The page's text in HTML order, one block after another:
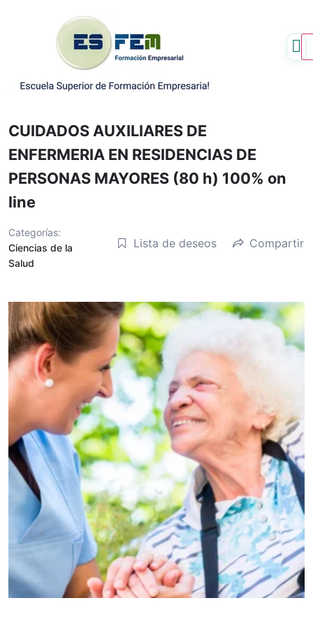
CUIDADOS AUXILIARES DE
ENFERMERIA EN RESIDENCIAS DE
PERSONAS MAYORES (80 h) 100% on
line
Categorías:
Ciencias de la
Salud
Lista de deseos Compartir